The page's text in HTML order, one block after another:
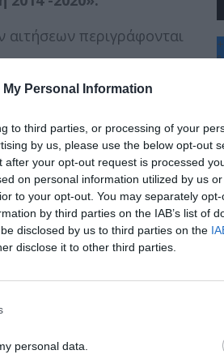
My Personal Information
to third parties, or processing of your
by us, please use the below opt-out
your opt-out request is processed
on personal information utilized by us
to your opt-out. You may separately
by third parties on the IAB’s list of
disclosed by us to third parties on the
disclose it to other third parties.
personal data.
αιτήσεων περιγράφονται
επισκεφτούν τον
+
°